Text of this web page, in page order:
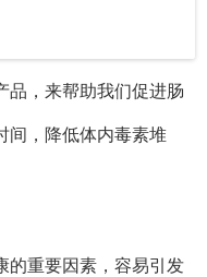
于肉食者，这种饮食模
，适量摄入有助于改善
如精当配伍，可以成为